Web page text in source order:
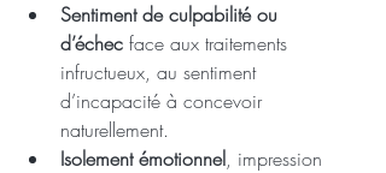
Sentiment de culpabilité ou
d’échec face aux traitements
infructueux, au sentiment
d’incapacité à concevoir
naturellement.
Isolement émotionnel, impression